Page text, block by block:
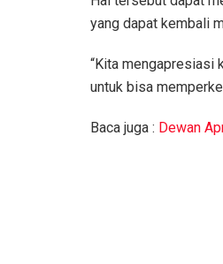
yang dapat kembali
“Kita mengapresiasi
untuk bisa
Baca juga : Dewan